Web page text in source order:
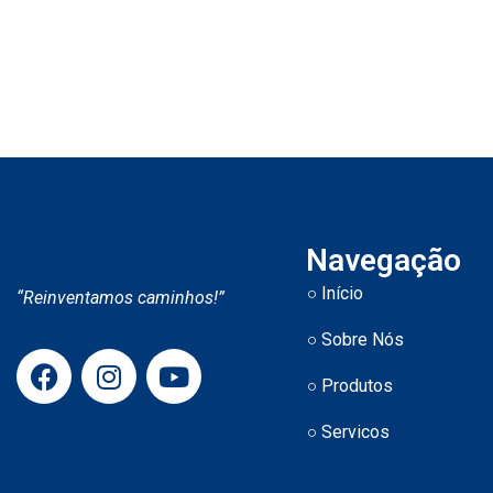
“Reinventamos caminhos!”
Navegação
Início
Sobre Nós
Produtos
Servicos